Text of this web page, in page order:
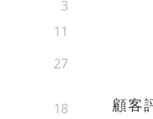
3
11
27
18 顧客